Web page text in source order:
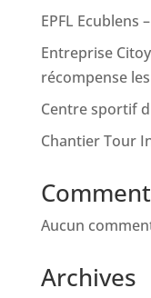
EPFL Ecublens
Entreprise
récompense
Centre sportif
Chantier Tour
Aucun
Archives